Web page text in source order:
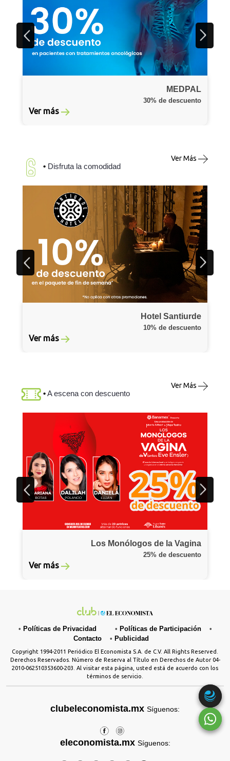
Ver más
MEDPAL
30% de descuento
• Disfruta la comodidad
Ver Más
Ver más
Hotel Santiurde
10% de descuento
•A escena con descuento
Ver Más
Ver más
Los Monólogos de la Vagina
25% de descuento
• Políticas de Privacidad • Políticas de Participación•
Contacto• Publicidad
Copyright 1994-2011 Periódico El Economista S.A. de C.V. All Rights Reserved.
Derechos Reservados. Número de Reserva al Título en Derechos de Autor 04-
2010-062510353600-203. Al visitar esta página, usted está de acuerdo con los
términos de servicio.
clubeleconomista.mx Síguenos:
eleconomista.mx Síguenos: